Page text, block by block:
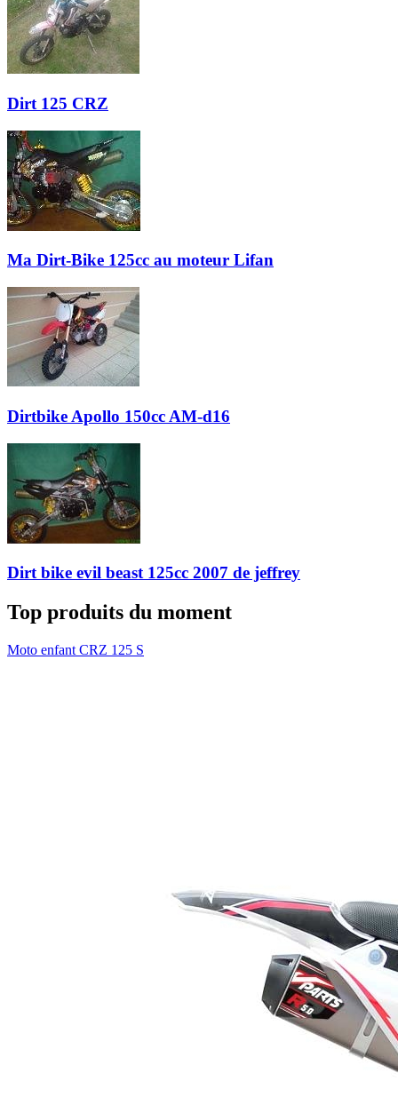
Dirt 125 CRZ
Ma Dirt-Bike 125cc au moteur Lifan
Dirtbike Apollo 150cc AM-d16
Dirt bike evil beast 125cc 2007 de jeffrey
Top produits du moment
Moto enfant CRZ 125 S